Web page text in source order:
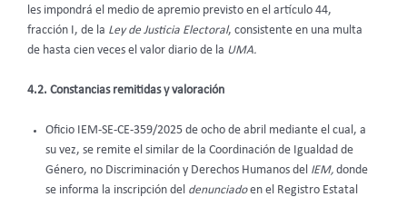
les impondrá el medio de apremio previsto en el artículo 44,
fracción I, de la Ley de Justicia Electoral, consistente en una multa
de hasta cien veces el valor diario de la UMA.
4.2. Constancias remitidas y valoración
Oficio IEM-SE-CE-359/2025 de ocho de abril mediante el cual, a
su vez, se remite el similar de la Coordinación de Igualdad de
Género, no Discriminación y Derechos Humanos del IEM, donde
se informa la inscripción del denunciadoen el Registro Estatal